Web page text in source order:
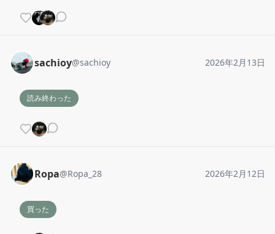
sachioy@sachioy 2026年2月13日
読み終わった
Ropa@Ropa_28 2026年2月12日
買った